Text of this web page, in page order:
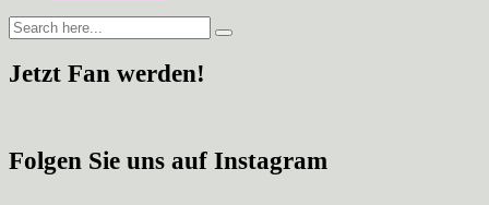
Jetzt Fan werden!
Folgen Sie uns auf Instagram